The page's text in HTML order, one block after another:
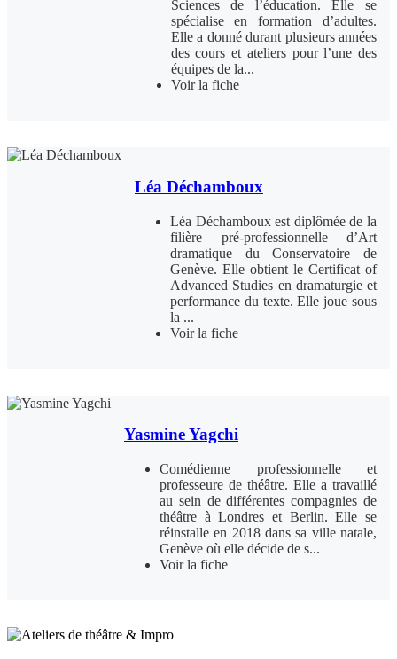
Sciences de l’éducation. Elle se
spécialise en formation d’adultes.
Elle a donné durant plusieurs années
des cours et ateliers pour l’une des
équipes de la...
Voir la fiche
Léa Déchamboux
Léa Déchamboux est diplômée de la
filière pré-professionnelle d’Art
dramatique du Conservatoire de
Genève. Elle obtient le Certificat of
Advanced Studies en dramaturgie et
performance du texte. Elle joue sous
la ...
Voir la fiche
Yasmine Yagchi
Comédienne professionnelle et
professeure de théâtre. Elle a travaillé
au sein de différentes compagnies de
théâtre à Londres et Berlin. Elle se
réinstalle en 2018 dans sa ville natale,
Genève où elle décide de s...
Voir la fiche